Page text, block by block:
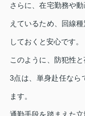
さらに、在宅勤務や
えているため、回線
しておくと安心です。
このように、防犯性
3点は、単身赴任なら
ます。
通勤手段を踏まえた